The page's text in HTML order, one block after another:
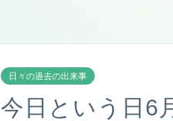
日々の過去の出来事
今日という日6